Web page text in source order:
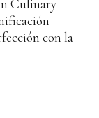
Culinary
con la